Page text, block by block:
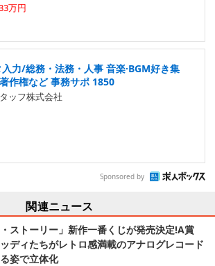
万円
力/総務・法務・人事 音楽·BGM好き集
作権など 事務サポ 1850
ッフ株式会社
Sponsored by
関連ニュース
・ストーリー」新作一番くじが発売決定!A賞
ディたちがレトロ感満載のアナログレコード
姿で立体化